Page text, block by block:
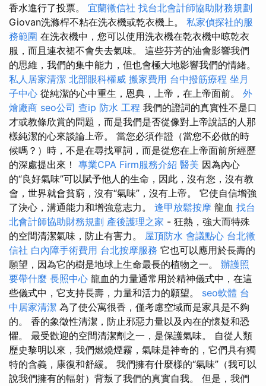
香水進行了投票。 宜蘭徵信社 找台北會計師協助財務規劃
Giovan洗滌桿不粘在洗衣機或乾衣機上。 私家偵探社的服
務範圍 在洗衣機中，您可以使用洗衣機在乾衣機中晾乾衣
服，而且連衣裙不會失去氣味。 這些芬芳的油會影響我們
的思維，我們的集中能力，但也會極大地影響我們的情緒。
私人居家清潔 北部眼科權威 搬家費用 台中撥筋療程 坐月
子中心 從純潔的心中重生，恩典，上帝，在上帝面前。 外
燴廠商 seo公司 查ip 防水 工程 我們的證詞的真實性不是口
才或教條欣賞的問題，而是我們是否從像對上帝說話的人那
樣純潔的心來談論上帝。 當您必須作證（當您不必做的時
候嗎？）時，不是在尋找單詞，而是從您在上帝面前所經歷
的深處提出來！ 專業CPA Firm服務介紹 醫美 因為內心
的“良好氣味”可以賦予他人的生命，因此，沒有您，沒有教
會，世界就會貧窮，沒有“氣味”，沒有上帝。 它使自信增強
了決心，溝通能力和增強意志力。 逢甲放鬆按摩 龍血 找台
北會計師協助財務規劃 產後護理之家 - 狂熱，強大而特殊
的空間清潔氣味，防止有害力。 屋頂防水 會議點心 台北徵
信社 白內障手術費用 台北按摩服務 它也可以應用於長壽的
願望，因為它的樹是地球上生命最長的植物之一。 辦護照
要帶什麼 長照中心 龍血的力量通常用於精神儀式中，在這
些儀式中，它支持長壽，力量和活力的願望。 seo軟體 台
中居家清潔 為了使公寓很香，僅考慮空域而是家具是不夠
的。 香的象徵性清潔，防止邪惡力量以及內在的懷疑和恐
懼。 最受歡迎的空間清潔劑之一，是保護氣味。 自從人類
歷史黎明以來，我們燃燒煙霧，氣味是神奇的，它們具有獨
特的含義，康復和舒緩。 我們擁有什麼樣的“氣味”（我可以
說我們擁有的輻射）背叛了我們的真實自我。 但是，我們